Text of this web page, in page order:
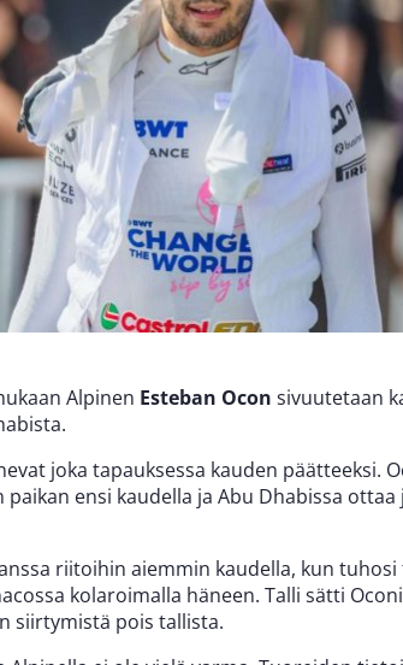
Alpinen Esteban Ocon sivuutetaan
joka tapauksessa kauden päätteeksi.
paikan ensi kaudella ja Abu Dhabissa
riitoihin aiemmin kaudella, kun tuhosi
kolaroimalla häneen. Talli sätti
siirtymistä pois tallista.